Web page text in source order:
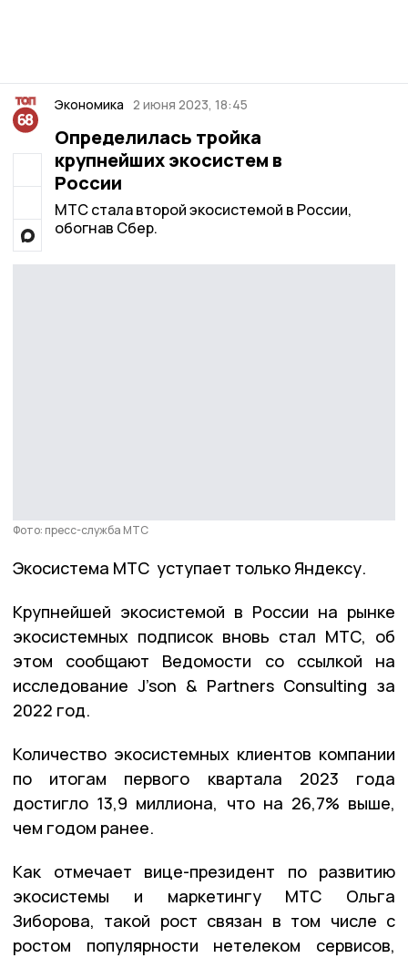
Экономика 2 июня 2023, 18:45
Определилась тройка
крупнейших экосистем в
России
МТС стала второй экосистемой в России,
обогнав Сбер.
Фото: пресс-служба МТС
Экосистема МТС уступает только Яндексу.
Крупнейшей экосистемой в России на рынке
экосистемных подписок вновь стал МТС, об
этом сообщают Ведомости со ссылкой на
исследование J’son & Partners Consulting за
2022 год.
Количество экосистемных клиентов компании
по итогам первого квартала 2023 года
достигло 13,9 миллиона, что на 26,7% выше,
чем годом ранее.
Как отмечает вице-президент по развитию
экосистемы и маркетингу МТС Ольга
Зиборова, такой рост связан в том числе с
ростом популярности нетелеком сервисов,